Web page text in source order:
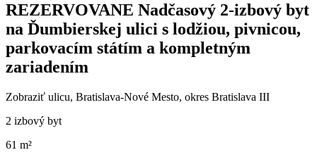
REZERVOVANE Nadčasový 2-izbový byt
na Ďumbierskej ulici s lodžiou, pivnicou,
parkovacím státím a kompletným
zariadením
Zobraziť ulicu, Bratislava-Nové Mesto, okres Bratislava III
2 izbový byt
61 m²